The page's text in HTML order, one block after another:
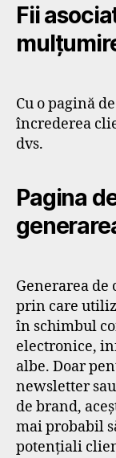
Fii
Cu o pagină
încrederea
dvs.
Pagina
Generarea
prin care
în schimbul
electronice,
albe. Doar
newsletter
de brand,
mai probabil
potențiali